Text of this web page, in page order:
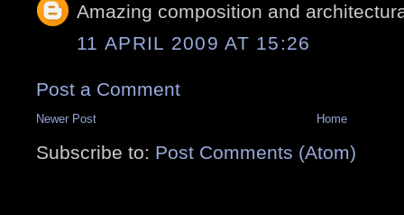
Amazing composition and
11 APRIL 2009 AT 15:26
Post a Comment
Newer Post Home
Subscribe to: Post Comments (Atom)